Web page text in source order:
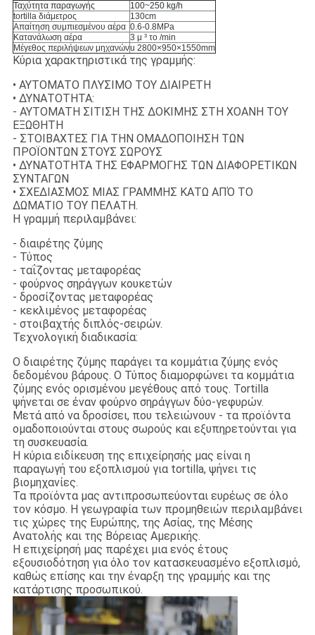
Ταχύτητα παραγωγής
100~250 kg/h
tortilla διάμετρος
130cm
Απαίτηση συμπιεσμένου αέρα 0.6-0.8MPa
Κατανάλωση αέρα
3 μ ³ το /min
Μέγεθος περιλήψεων μηχανώνu 2800×950×1550mm
Κύρια χαρακτηριστικά της γραμμής:
• ΑΥΤΟΜΑΤΟ ΠΛΥΣΙΜΟ ΤΟΥ ΔΙΑΙΡΕΤΗ
• ΔΥΝΑΤΟΤΗΤΑ:
- ΑΥΤΟΜΑΤΗ ΣΙΤΙΣΗ ΤΗΣ ΔΟΚΙΜΗΣ ΣΤΗ ΧΟΑΝΗ ΤΟΥ
ΕΞΩΘΗΤΗ
- ΣΤΟΙΒΑΧΤΕΣ ΓΙΑ ΤΗΝ ΟΜΑΔΟΠΟΙΗΣΗ ΤΩΝ
ΠΡΟΪΟΝΤΩΝ ΣΤΟΥΣ ΣΩΡΟΥΣ
• ΔΥΝΑΤΟΤΗΤΑ ΤΗΣ ΕΦΑΡΜΟΓΗΣ ΤΩΝ ΔΙΑΦΟΡΕΤΙΚΩΝ
ΣΥΝΤΑΓΩΝ
• ΣΧΕΔΙΑΣΜΟΣ ΜΙΑΣ ΓΡΑΜΜΗΣ ΚΑΤΩ ΑΠΌ ΤΟ
ΔΩΜΑΤΙΟ ΤΟΥ ΠΕΛΑΤΗ.
Η γραμμή περιλαμβάνει:
- διαιρέτης ζύμης
- Τύπος
- ταΐζοντας μεταφορέας
- φούρνος σηράγγων κουκετών
- δροσίζοντας μεταφορέας
- κεκλιμένος μεταφορέας
- στοιβαχτής διπλός-σειρών.
Τεχνολογική διαδικασία:
Ο διαιρέτης ζύμης παράγει τα κομμάτια ζύμης ενός
δεδομένου βάρους. Ο Τύπος διαμορφώνει τα κομμάτια
ζύμης ενός ορισμένου μεγέθους από τους. Tortilla
ψήνεται σε έναν φούρνο σηράγγων δύο-γεφυρών.
Μετά από να δροσίσει, που τελειώνουν - τα προϊόντα
ομαδοποιούνται στους σωρούς και εξυπηρετούνται για
τη συσκευασία.
Η κύρια ειδίκευση της επιχείρησής μας είναι η
παραγωγή του εξοπλισμού για tortilla, ψήνει τις
βιομηχανίες.
Τα προϊόντα μας αντιπροσωπεύονται ευρέως σε όλο
τον κόσμο. Η γεωγραφία των προμηθειών περιλαμβάνει
τις χώρες της Ευρώπης, της Ασίας, της Μέσης
Ανατολής και της Βόρειας Αμερικής.
Η επιχείρησή μας παρέχει μια ενός έτους
εξουσιοδότηση για όλο τον κατασκευασμένο εξοπλισμό,
καθώς επίσης και την έναρξη της γραμμής και της
κατάρτισης προσωπικού.